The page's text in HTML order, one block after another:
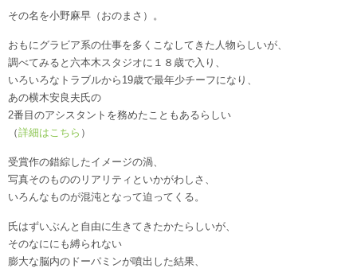
その名を小野麻早（おのまさ）。
おもにグラビア系の仕事を多くこなしてきた人物らしいが、
調べてみると六本木スタジオに１８歳で入り、
いろいろなトラブルから19歳で最年少チーフになり、
あの横木安良夫氏の
2番目のアシスタントを務めたこともあるらしい
（詳細はこちら ）
受賞作の錯綜したイメージの渦、
写真そのもののリアリティといかがわしさ、
いろんなものが混沌となって迫ってくる。
氏はずいぶんと自由に生きてきたかたらしいが、
そのなににも縛られない
膨大な脳内のドーパミンが噴出した結果、